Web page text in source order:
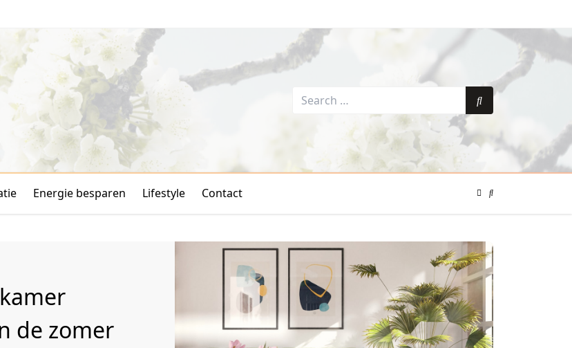
Search
Search
Energie besparen Lifestyle Contact
Color
de zomer